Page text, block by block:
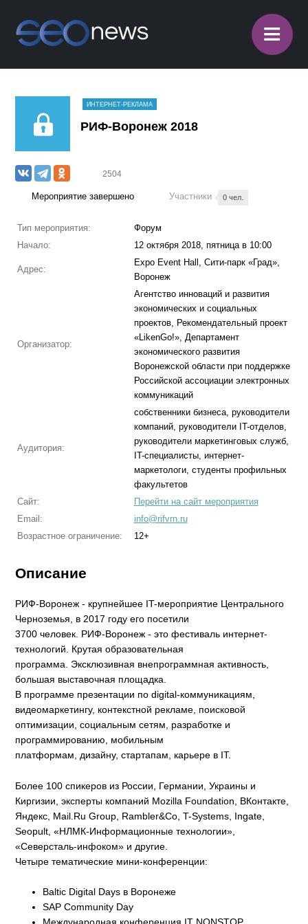
≡
ИНТЕРНЕТ-РЕКЛАМА
РИФ-Воронеж 2018
2504
Мероприятие завершено Участники 0 чел.
Тип мероприятия:
Форум
Начало:
12 октября 2018, пятница в 10:00
Адрес:
Expo Event Hall, Сити-парк «Град»,
Воронеж
Организатор:
Агентство инноваций и развития
экономических и социальных
проектов, Рекомендательный проект
«LikenGo!», Департамент
экономического развития
Воронежской области при поддержке
Российской ассоциации электронных
коммуникаций
Аудитория:
собственники бизнеса, руководители
компаний, руководители IT-отделов,
руководители маркетинговых служб,
IT-специалисты, интернет-
маркетологи, студенты профильных
факультетов
Сайт:
Перейти на сайт мероприятия
Email:
info@rifvrn.ru
Возрастное ограничение:
12+
Описание
РИФ-Воронеж - крупнейшее IT-мероприятие Центрального
Черноземья, в 2017 году его посетили
3700 человек. РИФ-Воронеж - это фестиваль интернет-
технологий. Крутая образовательная
программа. Эксклюзивная внепрограммная активность,
большая выставочная площадка.
В программе презентации по digital-коммуникациям,
видеомаркетингу, контекстной рекламе, поисковой
оптимизации, социальным сетям, разработке и
программированию, мобильным
платформам, дизайну, стартапам, карьере в IT.
Более 100 спикеров из России, Германии, Украины и
Киргизии, эксперты компаний Mozilla Foundation, ВКонтакте,
Яндекс, Mail.Ru Group, Rambler&Co, T-Systems, Ingate,
Seopult, «НЛМК-Информационные технологии»,
«Северсталь-инфоком» и другие.
Четыре тематические мини-конференции:
Baltic Digital Days в Воронеже
SAP Community Day